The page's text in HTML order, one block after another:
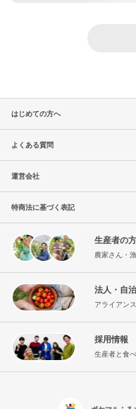
はじめての方へ
よくある質問
運営会社
特商法に基づく表記
生産者の
農家さん・
法人・自
アライアン
採用情報
生産者と食